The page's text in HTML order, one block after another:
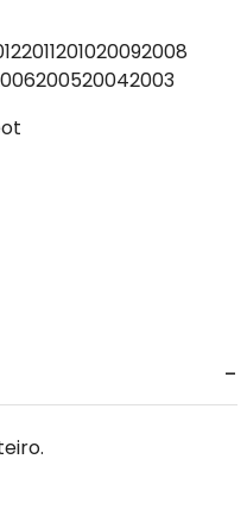
2011201020092008
200520042003